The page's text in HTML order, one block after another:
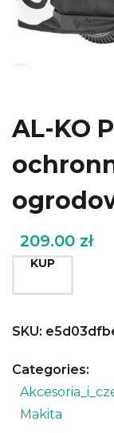
AL-KO
209.00 zł
KUP
SKU:
Categories:
Makita